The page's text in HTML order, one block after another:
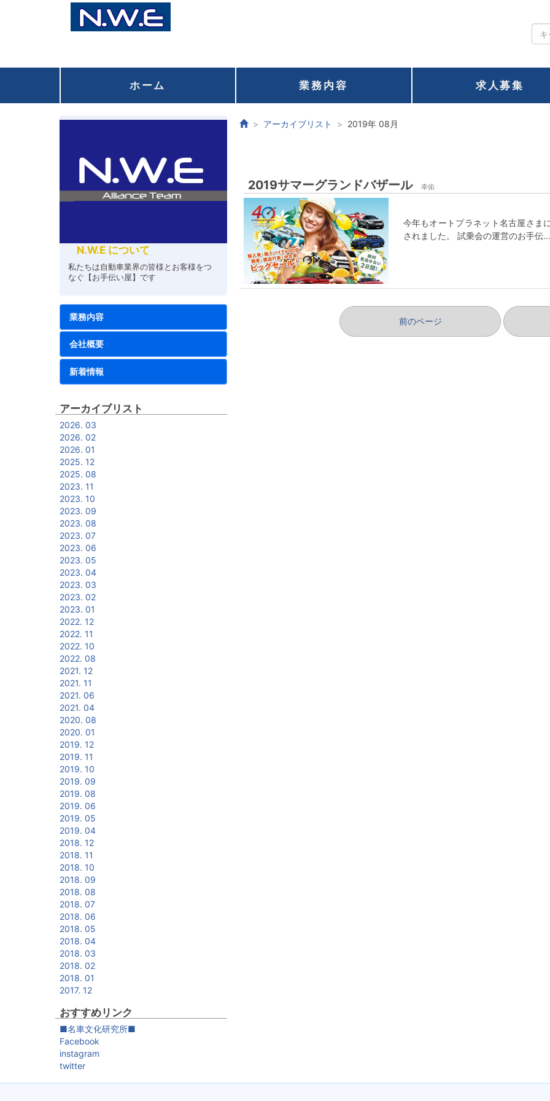
ホーム 業務内容 求人募集
N.W.E について
私たちは自動車業界の皆様とお客様をつ
なぐ【お手伝い屋】です
業務内容
会社概要
新着情報
アーカイブリスト
2026. 03
2026. 02
2026. 01
2025. 12
2025. 08
2023. 11
2023. 10
2023. 09
2023. 08
2023. 07
2023. 06
2023. 05
2023. 04
2023. 03
2023. 02
2023. 01
2022. 12
2022. 11
2022. 10
2022. 08
2021. 12
2021. 11
2021. 06
2021. 04
2020. 08
2020. 01
2019. 12
2019. 11
2019. 10
2019. 09
2019. 08
2019. 06
2019. 05
2019. 04
2018. 12
2018. 11
2018. 10
2018. 09
2018. 08
2018. 07
2018. 06
2018. 05
2018. 04
2018. 03
2018. 02
2018. 01
2017. 12
おすすめリンク
■名車文化研究所■
Facebook
instagram
twitter
アーカイブリスト 2019年 08月
2019サマーグランドバザール 幸佑
今年もオートプラネット名古屋さま
されました。 試乗会の運営のお手伝...
前のページ